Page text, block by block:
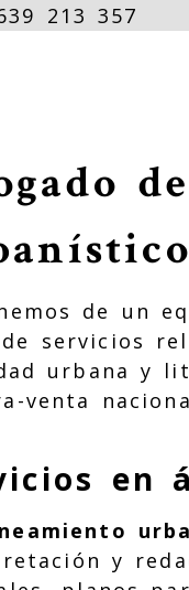
213 357
de un
de servicios
urbana y
venta
en
y